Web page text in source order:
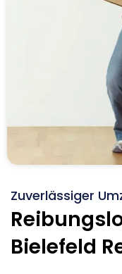
Zuverlässiger
Bielefeld